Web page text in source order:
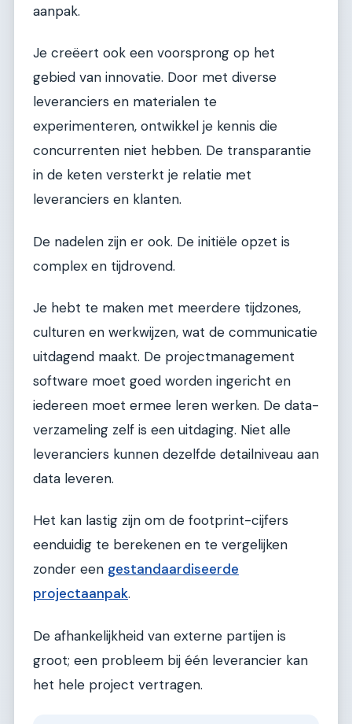
aanpak.
Je creëert ook een voorsprong op het
gebied van innovatie. Door met diverse
leveranciers en materialen te
experimenteren, ontwikkel je kennis die
concurrenten niet hebben. De transparantie
in de keten versterkt je relatie met
leveranciers en klanten.
De nadelen zijn er ook. De initiële opzet is
complex en tijdrovend.
Je hebt te maken met meerdere tijdzones,
culturen en werkwijzen, wat de communicatie
uitdagend maakt. De projectmanagement
software moet goed worden ingericht en
iedereen moet ermee leren werken. De data-
verzameling zelf is een uitdaging. Niet alle
leveranciers kunnen dezelfde detailniveau aan
data leveren.
Het kan lastig zijn om de footprint-cijfers
eenduidig te berekenen en te vergelijken
zonder een gestandaardiseerde
projectaanpak.
De afhankelijkheid van externe partijen is
groot; een probleem bij één leverancier kan
het hele project vertragen.